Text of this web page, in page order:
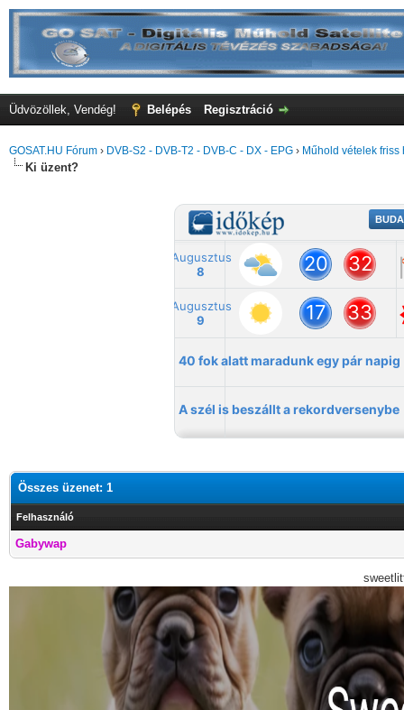
Üdvözöllek, Vendég! Belépés Regisztráció
GOSAT.HU Fórum › DVB-S2 - DVB-T2 - DVB-C - DX - EPG › Műhold vételek friss
Ki üzent?
Összes üzenet: 1
Felhasználó
Gabywap